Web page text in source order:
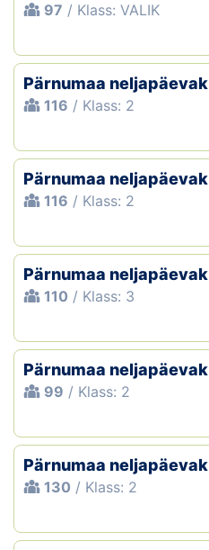
97 / Klass: VALIK
Pärnumaa neljapäevak
116 / Klass: 2
Pärnumaa neljapäevak
116 / Klass: 2
Pärnumaa neljapäevak
110 / Klass: 3
Pärnumaa neljapäevak
99 / Klass: 2
Pärnumaa neljapäevak
130 / Klass: 2